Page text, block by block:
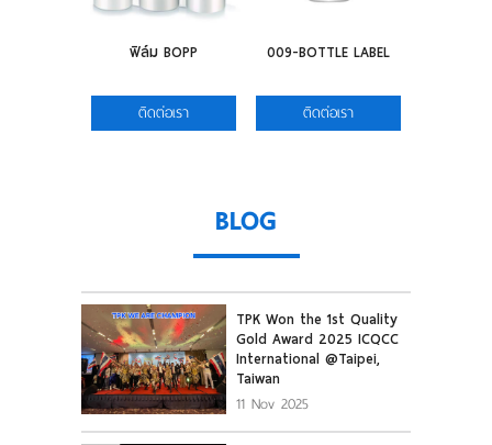
ฟิล์ม BOPP
ติดต่อเรา
009-BOTTLE LABEL
ติดต่อเรา
BLOG
TPK Won the 1st Quality
Gold Award 2025 ICQCC
International @Taipei,
Taiwan
11 Nov 2025